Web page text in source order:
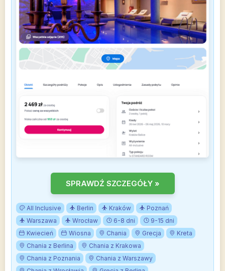
SPRAWDŹ SZCZEGÓŁY »
All Inclusive Berlin Kraków
Poznań
Warszawa
Wrocław 6-8 dni
9-15 dni
Kwiecień
Wiosna Chania Grecja
Kreta
Chania z Berlina
Chania z Krakowa
Chania z Poznania
Chania z Warszawy